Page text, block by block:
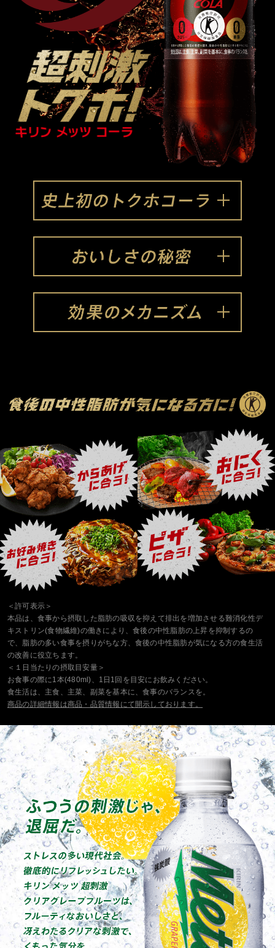
＜許可表示＞
本品は、食事から摂取した脂肪の吸収を抑えて排出を増加させる難消化性デ
キストリン(食物繊維)の働きにより、食後の中性脂肪の上昇を抑制するの
で、脂肪の多い食事を摂りがちな方、食後の中性脂肪が気になる方の食生活
の改善に役立ちます。
＜１日当たりの摂取目安量＞
お食事の際に1本(480ml)、1日1回を目安にお飲みください。
食生活は、主食、主菜、副菜を基本に、食事のバランスを。
商品の詳細情報は商品・品質情報にて開示しております。